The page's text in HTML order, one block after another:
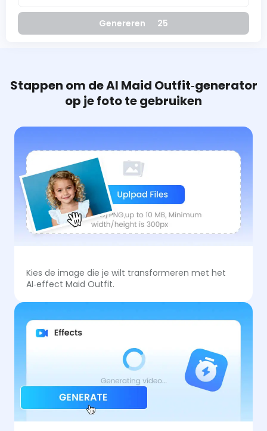
Genereren 25
Stappen om de AI Maid Outfit‑generator
op je foto te gebruiken
Kies de image die je wilt transformeren met het
AI‑effect Maid Outfit.